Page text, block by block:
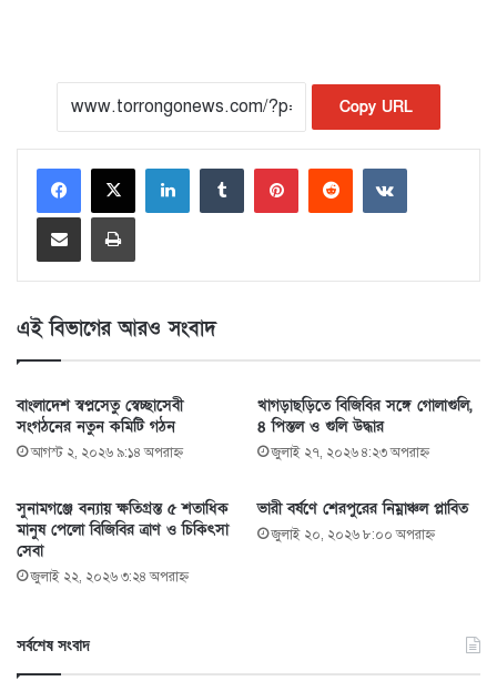
Copy URL
LinkedIn
এই বিভাগের আরও সংবাদ
বাংলাদেশ স্বপ্নসেতু স্বেচ্ছাসেবী
সংগঠনের নতুন কমিটি গঠন
আগস্ট ২, ২০২৬ ৯:১৪ অপরাহ্ণ
খাগড়াছড়িতে বিজিবির সঙ্গে গোলাগুলি,
৪ পিস্তল ও গুলি উদ্ধার
জুলাই ২৭, ২০২৬ ৪:২৩ অপরাহ্ণ
সুনামগঞ্জে বন্যায় ক্ষতিগ্রস্ত ৫ শতাধিক
মানুষ পেলো বিজিবির ত্রাণ ও চিকিৎসা
সেবা
জুলাই ২২, ২০২৬ ৩:২৪ অপরাহ্ণ
ভারী বর্ষণে শেরপুরের নিম্নাঞ্চল প্লাবিত
জুলাই ২০, ২০২৬ ৮:০০ অপরাহ্ণ
সর্বশেষ সংবাদ